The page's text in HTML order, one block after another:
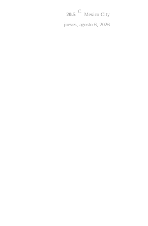
20.5
C
Mexico City
jueves, agosto 6, 2026